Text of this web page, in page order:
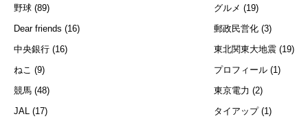
野球 (89)
Dear friends (16)
中央銀行 (16)
ねこ (9)
競馬 (48)
JAL (17)
グルメ (19)
郵政民営化 (3)
東北関東大地震 (19)
プロフィール (1)
東京電力 (2)
タイアップ(1)